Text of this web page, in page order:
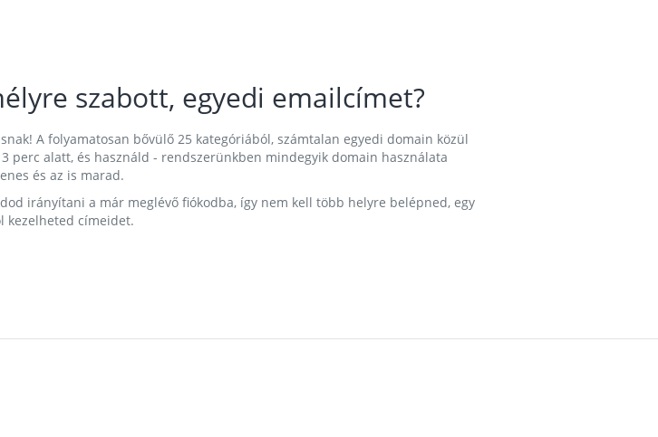
szabott, egyedi emailcímet?
A folyamatosan bővülő 25 kategóriából, számtalan egyedi domain közül
perc alatt, és használd - rendszerünkben mindegyik domain használata
és az is marad.
irányítani a már meglévő fiókodba, így nem kell több helyre belépned, egy
kezelheted címeidet.